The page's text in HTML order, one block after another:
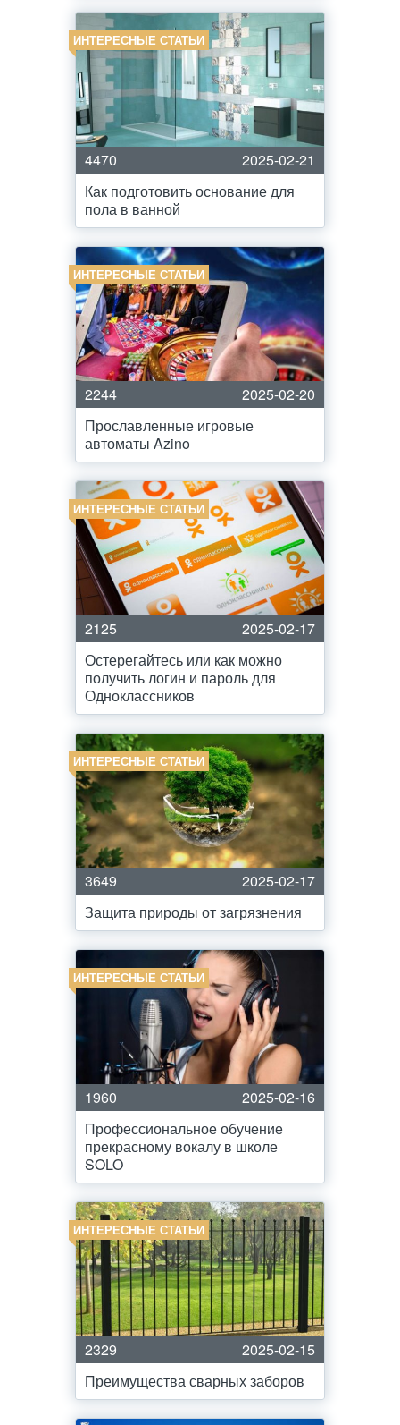
ИНТЕРЕСНЫЕ СТАТЬИ
4470
2025-02-21
Как подготовить основание для
пола в ванной
ИНТЕРЕСНЫЕ СТАТЬИ
2244
2025-02-20
Прославленные игровые
автоматы Azino
ИНТЕРЕСНЫЕ СТАТЬИ
2125
2025-02-17
Остерегайтесь или как можно
получить логин и пароль для
Одноклассников
ИНТЕРЕСНЫЕ СТАТЬИ
3649
2025-02-17
Защита природы от загрязнения
ИНТЕРЕСНЫЕ СТАТЬИ
1960
2025-02-16
Профессиональное обучение
прекрасному вокалу в школе
SOLO
ИНТЕРЕСНЫЕ СТАТЬИ
2329
2025-02-15
Преимущества сварных заборов